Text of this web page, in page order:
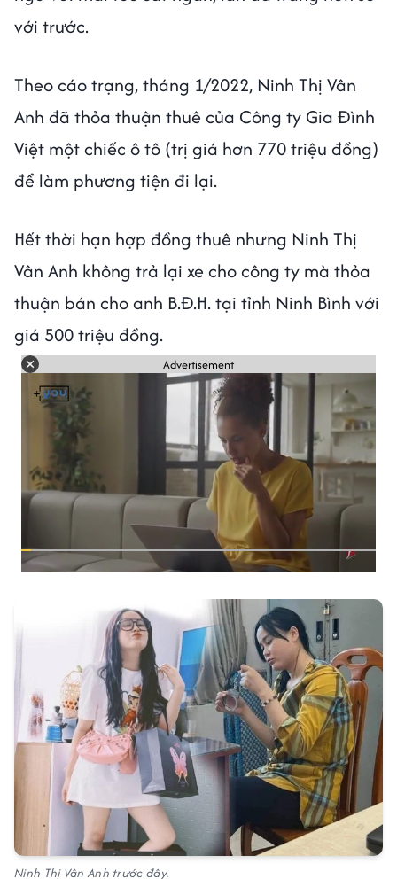
với trước.
Theo cáo trạng, tháng 1/2022, Ninh Thị Vân
Anh đã thỏa thuận thuê của Công ty Gia Đình
Việt một chiếc ô tô (trị giá hơn 770 triệu đồng)
để làm phương tiện đi lại.
Hết thời hạn hợp đồng thuê nhưng Ninh Thị
Vân Anh không trả lại xe cho công ty mà thỏa
thuận bán cho anh B.Đ.H. tại tỉnh Ninh Bình với
giá 500 triệu đồng.
Advertisement
Ninh Thị Vân Anh trước đây.